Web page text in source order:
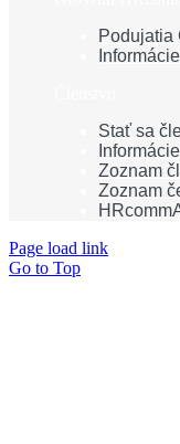
Podujatia
Stať sa
Zoznam
Zoznam
Page load link
Go to Top